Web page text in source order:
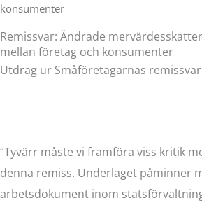
konsumenter
Remissvar: Ändrade
mellan företag och konsumenter
Utdrag ur Småföretagarnas
“Tyvärr måste vi framföra viss kritik
denna remiss. Underlaget påminner
arbetsdokument inom